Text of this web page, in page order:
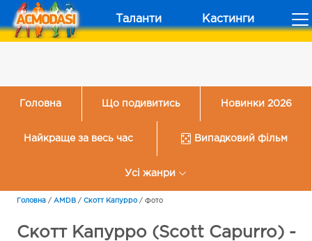
Таланти Кастинги
Головна Що подивитись Новинки 2026
Найкраще за весь час Випадковий фільм
Усі жанри
Головна / AMDB / Скотт Капурро/ Фото
Скотт Капурро (Scott Capurro) -